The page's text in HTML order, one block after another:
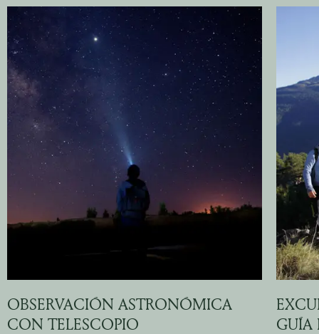
OBSERVACIÓN ASTRONÓMICA
CON TELESCOPIO
GUÍA